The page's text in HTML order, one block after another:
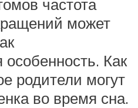
частота
может
Как
родители могут
во время сна.